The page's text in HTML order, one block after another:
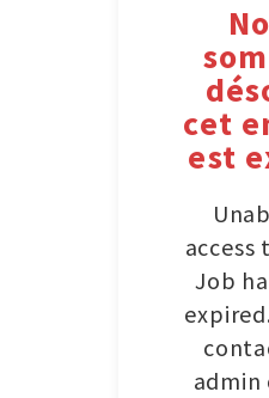
cet
est
access
Job
admin